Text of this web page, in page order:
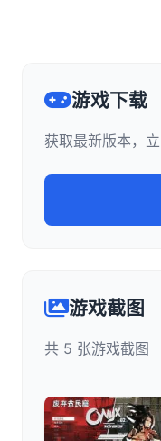
游戏下载
获取最新版本，
游戏截图
共 5 张游戏截图